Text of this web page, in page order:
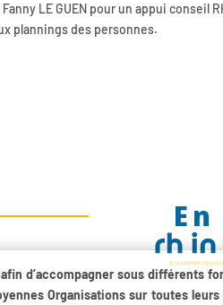
LE GUEN pour un appui conseil
plannings des personnes.
afin d’accompagner sous
Organisations sur toutes